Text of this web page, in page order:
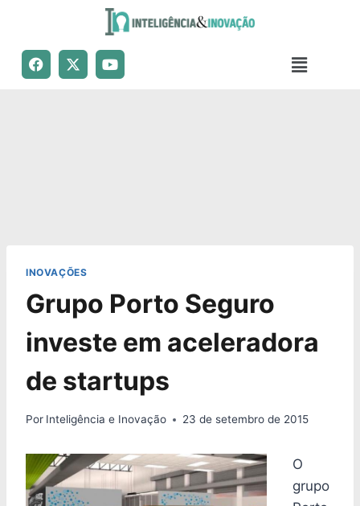
INOVAÇÕES
Grupo Porto Seguro
investe em aceleradora
de startups
Por Inteligência e Inovação 23 de setembro de 2015
O
grupo